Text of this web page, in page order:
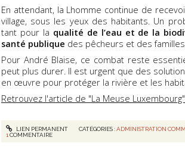
En attendant, la Lhomme continue de
village, sous les yeux des habitants. Un
tant pour la qualité de l’eau et de la
santé publique des pêcheurs et des
Pour André Blaise, ce combat reste
peut plus durer. Il est urgent que des
en œuvre pour protéger la rivière et les
Retrouvez l'article de "La Meuse
LIEN PERMANENT CATÉGORIES :ADMINISTRATION
1 COMMENTAIRE